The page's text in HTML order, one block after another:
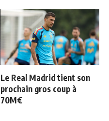
Le Real Madrid tient son
prochain gros coup à
70M€